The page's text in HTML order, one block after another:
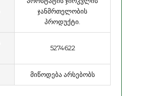
ჯანმრთელობის
პროდუქტი.
5274622
მიწოდება არსებობს